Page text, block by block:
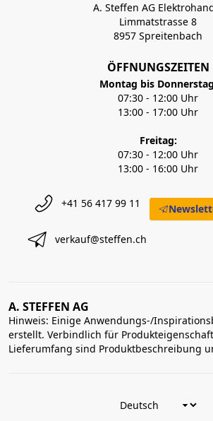
A. Steffen AG
Limmatstrasse 8
8957 Spreitenbach
ÖFFNUNGSZEITEN
Montag bis
07:30 - 12:00 Uhr
13:00 - 17:00 Uhr
Freitag:
07:30 - 12:00 Uhr
13:00 - 16:00 Uhr
+41 56 417 99 11
verkauf@steffen.ch
A. STEFFEN AG
Hinweis: Einige Anwendungs-/
erstellt. Verbindlich für
Lieferumfang sind Produktbeschreibung